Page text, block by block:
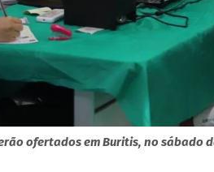
ofertados em Buritis, no sábado